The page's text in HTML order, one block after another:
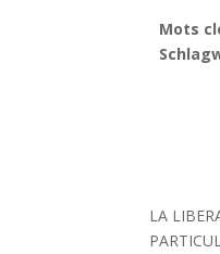
Mots
LA